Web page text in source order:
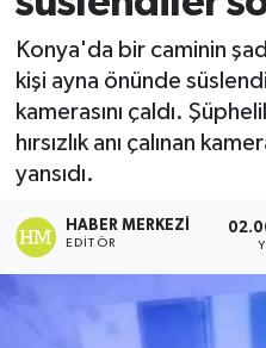
Konya'da bir caminin
kişi ayna önünde
kamerasını çaldı.
hırsızlık anı çalınan
yansıdı.
HABER MERKEZI
EDITÖR
Ekonomi
Sağlık
Tokat Haber